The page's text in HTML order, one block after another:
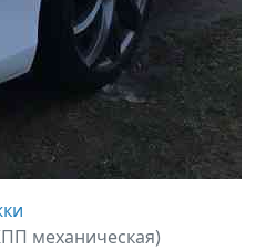
механическая)